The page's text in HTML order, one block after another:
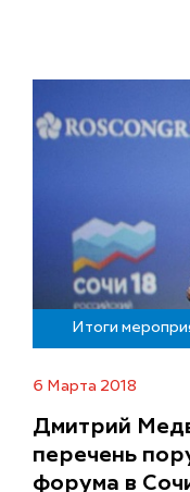
Итоги
6 Марта 2018
Дмитрий
перечень
форума в